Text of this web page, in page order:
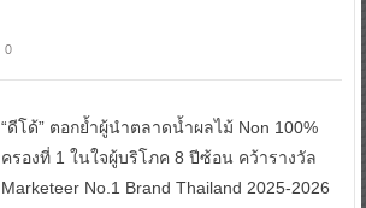
0
“ดีโด้” ตอกย้ำผู้นำตลาดน้ำผลไม้ Non 100%
ครองที่ 1 ในใจผู้บริโภค 8 ปีซ้อน คว้ารางวัล
Marketeer No.1 Brand Thailand 2025-2026